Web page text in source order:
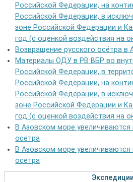
Российской Федерации, на
Российской Федерации, в
зоне Российской Федерации и
год (с оценкой воздействия на
Возвращение русского осётра в
Материалы ОДУ в РВ ВБР во
Российской Федерации, в
Российской Федерации, на
Российской Федерации, в
зоне Российской Федерации и
год (с оценкой воздействия на
В Азовском море увеличиваются
осетра
В Азовском море увеличиваются
осетра
Экспедиции